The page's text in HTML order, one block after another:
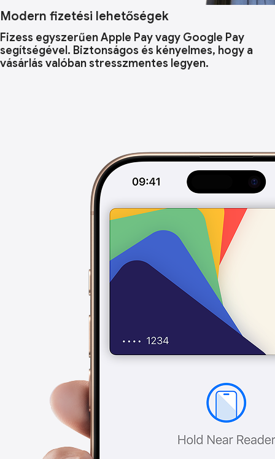
Modern fizetési lehetőségek
Fizess egyszerűen Apple Pay vagy Google Pay
segítségével. Biztonságos és kényelmes, hogy a
vásárlás valóban stresszmentes legyen.